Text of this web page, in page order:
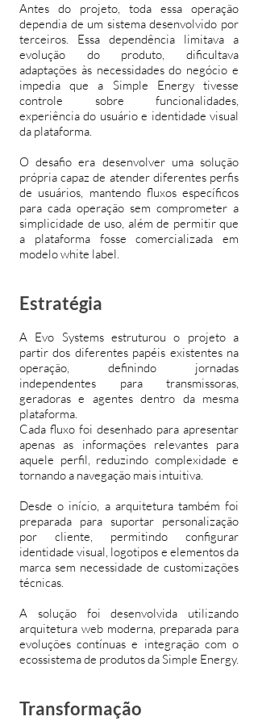
Antes do projeto, toda essa operação
dependia de um sistema desenvolvido por
terceiros. Essa dependência limitava a
evolução do produto, dificultava
adaptações às necessidades do negócio e
impedia que a Simple Energy tivesse
controle sobre funcionalidades,
experiência do usuário e identidade visual
da plataforma.
O desafio era desenvolver uma solução
própria capaz de atender diferentes perfis
de usuários, mantendo fluxos específicos
para cada operação sem comprometer a
simplicidade de uso, além de permitir que
a plataforma fosse comercializada em
modelo white label.
Estratégia
A Evo Systems estruturou o projeto a
partir dos diferentes papéis existentes na
operação, definindo jornadas
independentes para transmissoras,
geradoras e agentes dentro da mesma
plataforma.
Cada fluxo foi desenhado para apresentar
apenas as informações relevantes para
aquele perfil, reduzindo complexidade e
tornando a navegação mais intuitiva.
Desde o início, a arquitetura também foi
preparada para suportar personalização
por cliente, permitindo configurar
identidade visual, logotipos e elementos da
marca sem necessidade de customizações
técnicas.
A solução foi desenvolvida utilizando
arquitetura web moderna, preparada para
evoluções contínuas e integração com o
ecossistema de produtos da Simple Energy.
Transformação